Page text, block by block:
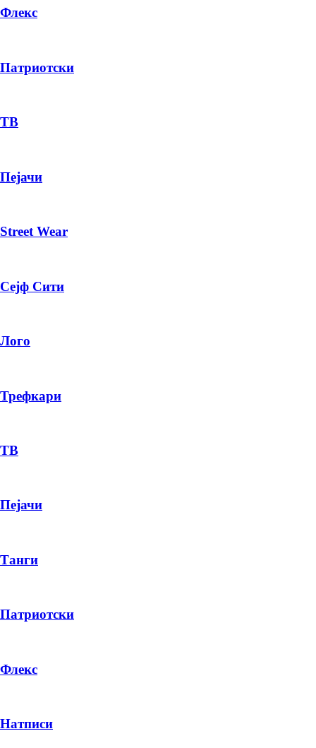
PRODUCT
ПЛАТИ ПРИ ДОСТАВА ВО КЕШ
Флекс
Патриотски
ТВ
Пејачи
Street Wear
Сејф Сити
Лого
Трефкари
ТВ
Пејачи
Танги
Патриотски
Флекс
Натписи